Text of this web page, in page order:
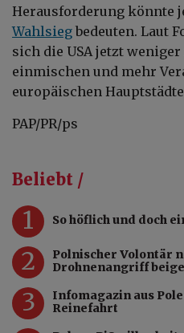
Herausforderung könnte
Wahlsieg bedeuten. Laut
sich die USA jetzt
einmischen und mehr
europäischen
PAP/PR/ps
Beliebt /
1 So höflich und doch
2
Polnischer Volontär
Drohnenangriff
3
Infomagazin aus
Reinefahrt